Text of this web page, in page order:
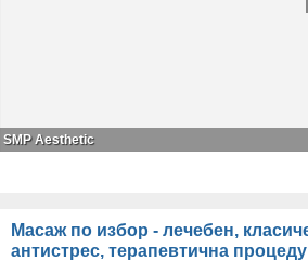
SMP Aesthetic
Масаж по избор - лечебен,
антистрес, терапевтична